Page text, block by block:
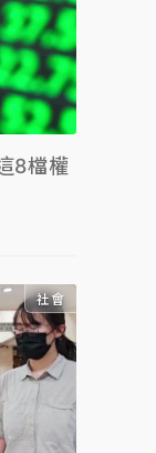
8檔權
社會